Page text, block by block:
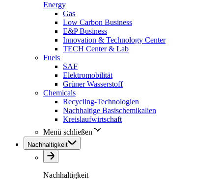
Energy
Gas
Low Carbon Business
E&P Business
Innovation & Technology Center
TECH Center & Lab
Fuels
SAF
Elektromobilität
Grüner Wasserstoff
Chemicals
Recycling-Technologien
Nachhaltige Basischemikalien
Kreislaufwirtschaft
Menü schließen
Nachhaltigkeit
Nachhaltigkeit